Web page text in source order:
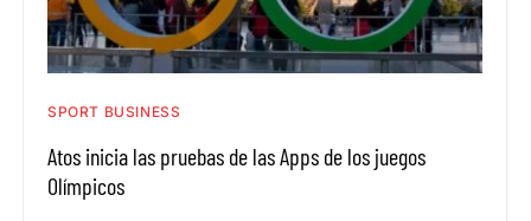
SPORT BUSINESS
Atos inicia las pruebas de las Apps de los juegos
Olímpicos